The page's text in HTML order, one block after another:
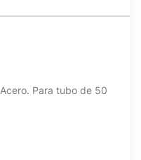
Para tubo de 50